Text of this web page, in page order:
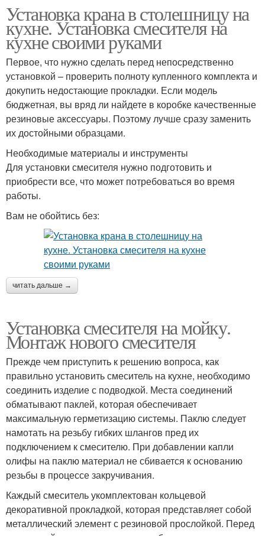
Установка крана в столешницу на
кухне. Установка смесителя на
кухне своими руками
Первое, что нужно сделать перед непосредственно
установкой – проверить полноту купленного комплекта и
докупить недостающие прокладки. Если модель
бюджетная, вы вряд ли найдете в коробке качественные
резиновые аксессуары. Поэтому лучше сразу заменить
их достойными образцами.
Необходимые материалы и инструменты
Для установки смесителя нужно подготовить и
приобрести все, что может потребоваться во время
работы.
Вам не обойтись без:
читать дальше →
Установка смесителя на мойку.
Монтаж нового смесителя
Прежде чем приступить к решению вопроса, как
правильно установить смеситель на кухне, необходимо
соединить изделие с подводкой. Места соединений
обматывают паклей, которая обеспечивает
максимальную герметизацию системы. Паклю следует
намотать на резьбу гибких шлангов пред их
подключением к смесителю. При добавлении капли
олифы на паклю материал не сбивается к основанию
резьбы в процессе закручивания.
Каждый смеситель укомплектован кольцевой
декоративной прокладкой, которая представляет собой
металлический элемент с резиновой прослойкой. Перед